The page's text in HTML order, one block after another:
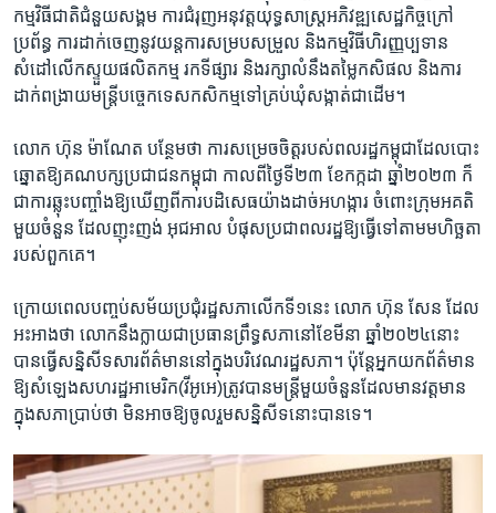
កម្មវិធី​ជាតិ​ជំនួយ​សង្គម ​ការ​ជំរុញ​អនុវត្ត​យុទ្ធសាស្ត្រ​អភិវឌ្ឍ​សេដ្ឋ​កិច្ច​ក្រៅ​
ប្រព័ន្ធ ការ​ដាក់​ចេញ​នូវ​យន្ត​ការ​សម្រប​សម្រួល ​និង​កម្មវិធី​ហិរញ្ញ​ប្បទាន​
សំដៅ​លើក​ស្ទួយ​ផលិត​កម្ម ​រក​ទីផ្សារ​ ​និង​រក្សា​លំនឹង​តម្លៃ​កសិ​ផល និង​ការ
ដាក់​ពង្រាយ​មន្ត្រី​បច្ចេក​ទេស​កសិកម្ម​ទៅ​គ្រប់​ឃុំ​សង្កាត់​ជាដើម។ ​
​លោក ​ហ៊ុន ម៉ាណែត បន្ថែម​ថា ​ការ​សម្រេច​ចិត្ត​របស់​ពល​រដ្ឋ​កម្ពុជា​ដែលបោះ​
ឆ្នោត​ឱ្យ​គណ​បក្ស​ប្រជាជន​កម្ពុជា ​កាល​ពីថ្ងៃ​ទី​២៣ ​ខែ​កក្កដា ​ឆ្នាំ​២០២៣ ​ក៏​
ជាការ​ឆ្លុះ​បញ្ចាំង​ឱ្យ​ឃើញ​ពីការ​បដិសេធ​យ៉ាង​ដាច់​អហង្ការ​ ចំពោះ​ក្រុម​អគតិ​
មួយ​ចំនួន ​ដែល​ញុះ​ញង់ ​អុជ​អាល ​បំផុស​ប្រជា​ពល​រដ្ឋឱ្យ​ធ្វើ​ទៅ​តាមមហិច្ឆតា​
របស់​ពួក​គេ។​
ក្រោយ​ពេល​បញ្ចប់​សម័យ​ប្រជុំរដ្ឋសភា​លើក​ទី១​នេះ ​លោក ​ហ៊ុន សែន ​ដែល​
អះអាង​ថា ​លោក​នឹង​ក្លាយ​ជាប្រធាន​ព្រឹទ្ធ​សភា​នៅ​ខែ​មីនា​ ឆ្នាំ​២០២៤​នោះ​
បាន​ធ្វើ​សន្និសីទ​សារ​ព័ត៌មាន​នៅ​ក្នុងបរិវេណ​រដ្ឋ​សភា។ ​ប៉ុន្តែ​អ្នក​យក​ព័ត៌មាន​
ឱ្យសំឡេង​សហ​រដ្ឋ​អាមេរិក​(វីអូអេ​)​ត្រូវ​បាន​មន្ត្រី​មួយ​ចំនួន​ដែល​មាន​វត្ត​មាន​
ក្នុង​សភា​ប្រាប់​ថា ​មិន​អាច​ឱ្យ​ចូល​រួម​សន្និសីទ​នោះ​បាន​ទេ។​